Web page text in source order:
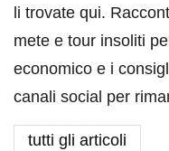
li trovate qui.
mete e tour insoliti
economico e i
canali social per
tutti gli articoli